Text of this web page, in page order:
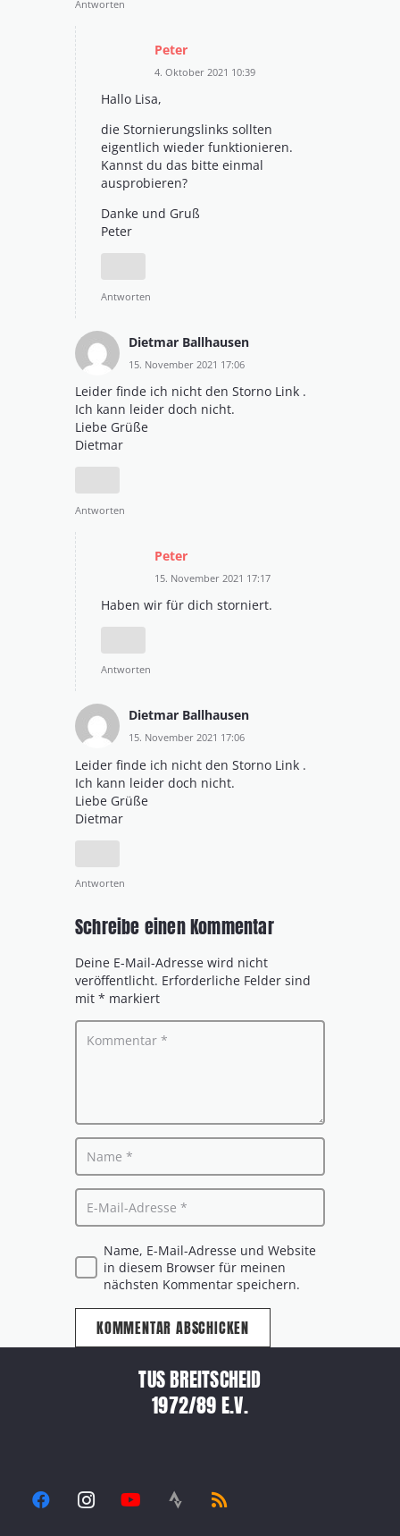
Antworten
Peter
4. Oktober 2021 10:39
Hallo Lisa,
die Stornierungslinks sollten
eigentlich wieder funktionieren.
Kannst du das bitte einmal
ausprobieren?
Danke und Gruß
Peter
Antworten
Dietmar Ballhausen
15. November 2021 17:06
Leider finde ich nicht den Storno Link .
Ich kann leider doch nicht.
Liebe Grüße
Dietmar
Antworten
Peter
15. November 2021 17:17
Haben wir für dich storniert.
Antworten
Dietmar Ballhausen
15. November 2021 17:06
Leider finde ich nicht den Storno Link .
Ich kann leider doch nicht.
Liebe Grüße
Dietmar
Antworten
Schreibe einen Kommentar
Deine E-Mail-Adresse wird nicht
veröffentlicht. Erforderliche Felder sind
mit * markiert
Name, E-Mail-Adresse und Website
in diesem Browser für meinen
nächsten Kommentar speichern.
KOMMENTAR ABSCHICKEN
TUS BREITSCHEID
1972/89 E.V.